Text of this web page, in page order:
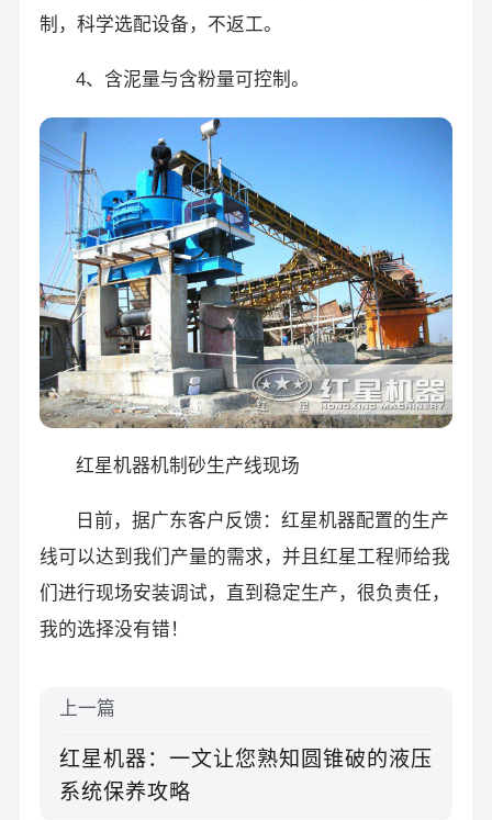
制，科学选配设备，不返工。
4、含泥量与含粉量可控制。
红星机器机制砂生产线现场
日前，据广东客户反馈：红星机器配置的生产
线可以达到我们产量的需求，并且红星工程师给我
们进行现场安装调试，直到稳定生产，很负责任，
我的选择没有错！
上一篇
红星机器：一文让您熟知圆锥破的液压
系统保养攻略